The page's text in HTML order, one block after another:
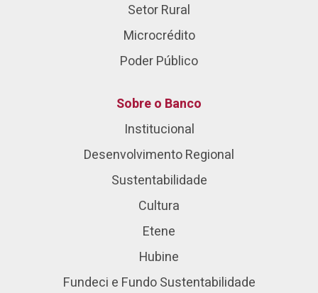
Setor Rural
Microcrédito
Poder Público
Sobre o Banco
Institucional
Desenvolvimento Regional
Sustentabilidade
Cultura
Etene
Hubine
Fundeci e Fundo Sustentabilidade